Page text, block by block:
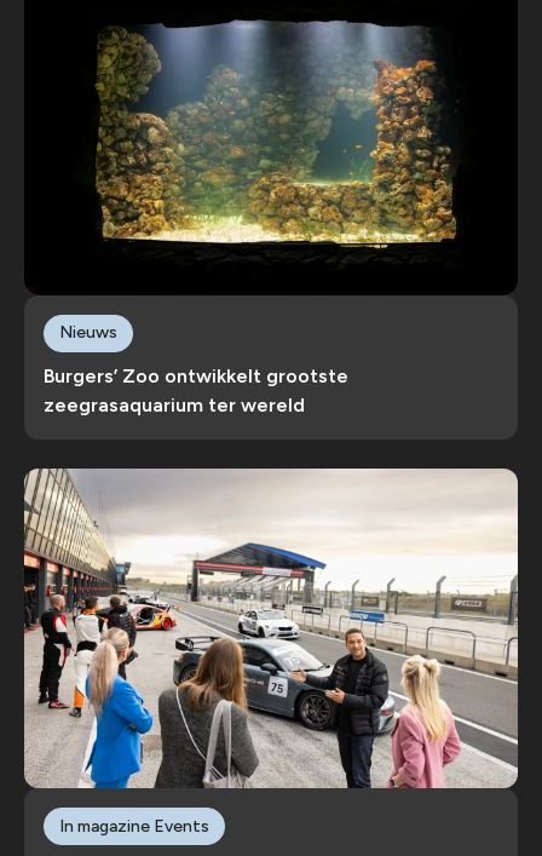
Burgers’ Zoo ontwikkelt grootste
zeegrasaquarium ter wereld
Nieuws
In magazine Events